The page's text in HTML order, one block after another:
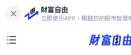
財富自由
立即使用APP，開啟您的股市智慧
179.50
9.78%